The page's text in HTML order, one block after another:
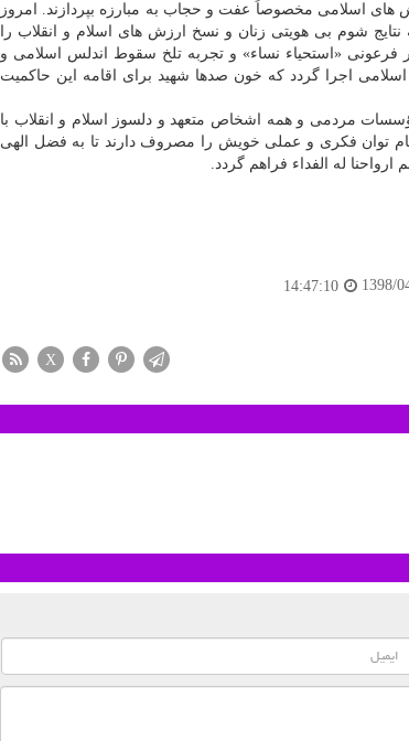
های اسلامی مخصوصاً عفت و حجاب به مبارزه بپردازند. امروز
شوم بی هویتی زنان و نسخ ارزش های اسلام و انقلاب را
فرعونی «استحیاء نساء» و تجربه تلخ سقوط اندلس اسلامی و
اسلامی اجرا گردد كه خون صدها شهید برای اقامه این حاكمیت
مردمی و همه اشخاص متعهد و دلسوز اسلام و انقلاب با
توان فكری و عملی خویش را مصروف دارند تا به فضل الهی
له الفداء فراهم گردد.
1398/
14:47:10
X